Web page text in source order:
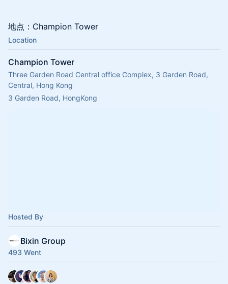
地点：Champion Tower
Location
Champion Tower
Three Garden Road Central office Complex, 3 Garden Road,
Central, Hong Kong
3 Garden Road, HongKong
Hosted By
Bixin Group
493 Went